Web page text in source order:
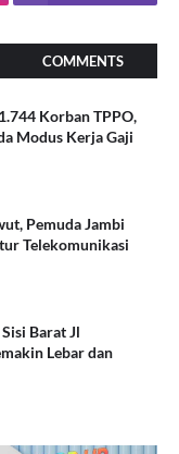
COMMENTS
Korban TPPO,
Modus Kerja Gaji
Pemuda Jambi
Telekomunikasi
Barat Jl
Lebar dan